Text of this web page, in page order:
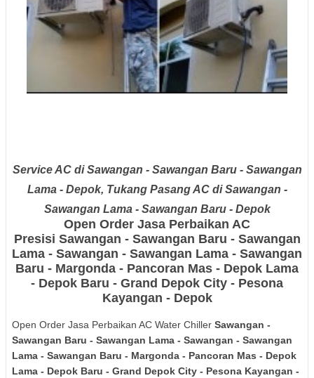
Service AC di Sawangan - Sawangan Baru - Sawangan
Lama - Depok, Tukang Pasang AC di Sawangan -
Sawangan Lama - Sawangan Baru - Depok
Open Order Jasa Perbaikan AC
Presisi Sawangan - Sawangan Baru - Sawangan
Lama - Sawangan - Sawangan Lama - Sawangan
Baru - Margonda - Pancoran Mas - Depok Lama
- Depok Baru - Grand Depok City - Pesona
Kayangan - Depok
Open Order Jasa Perbaikan AC Water Chiller Sawangan -
Sawangan Baru - Sawangan Lama - Sawangan - Sawangan
Lama - Sawangan Baru - Margonda - Pancoran Mas - Depok
Lama - Depok Baru - Grand Depok City - Pesona Kayangan -